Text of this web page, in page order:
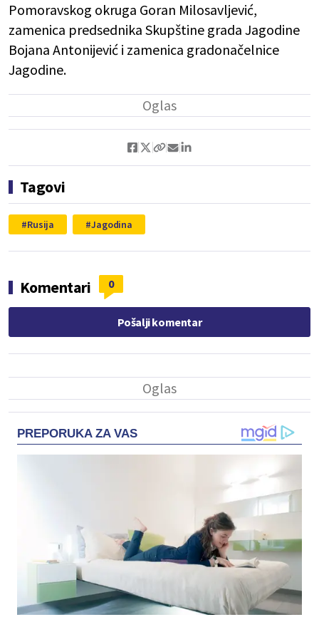
Pomoravskog okruga Goran Milosavljević,
zamenica predsednika Skupštine grada Jagodine
Bojana Antonijević i zamenica gradonačelnice
Jagodine.
Tagovi
Rusija Jagodina
Komentari 0
Pošalji komentar
PREPORUKA ZA VAS